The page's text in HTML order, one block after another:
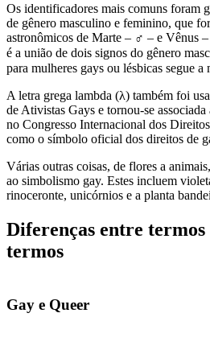
Os identificadores mais comuns foram
de gênero masculino e feminino, que
astronômicos de Marte – ♂ – e Vênus
é a união de dois signos do gênero
para mulheres gays ou lésbicas segue
A letra grega lambda (λ) também foi
de Ativistas Gays e tornou-se
no Congresso Internacional dos
como o símbolo oficial dos direitos de
Várias outras coisas, de flores a
ao simbolismo gay. Estes incluem
rinoceronte, unicórnios e a planta
Diferenças entre termos
termos
Gay e Queer